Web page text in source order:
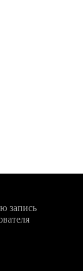
запись